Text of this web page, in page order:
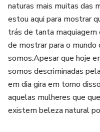
naturas mais muitas das
estou aqui para mostrar
trás de tanta maquiagem
de mostrar para o mundo
somos.Apesar que hoje
somos descriminadas
em dia gira em torno
aquelas mulheres que
existem beleza natural